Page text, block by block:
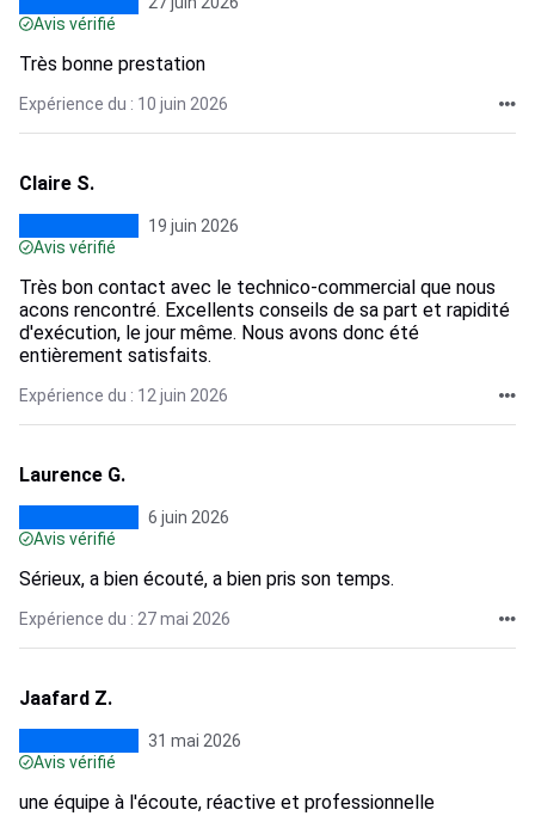
Avis vérifié
Très bonne prestation
Expérience du : 10 juin 2026
Claire S.
19 juin 2026
Avis vérifié
Très bon contact avec le technico-commercial que nous
acons rencontré. Excellents conseils de sa part et rapidité
d'exécution, le jour même. Nous avons donc été
entièrement satisfaits.
Expérience du : 12 juin 2026
Laurence G.
6 juin 2026
Avis vérifié
Sérieux, a bien écouté, a bien pris son temps.
Expérience du : 27 mai 2026
Jaafard Z.
31 mai 2026
Avis vérifié
une équipe à l'écoute, réactive et professionnelle